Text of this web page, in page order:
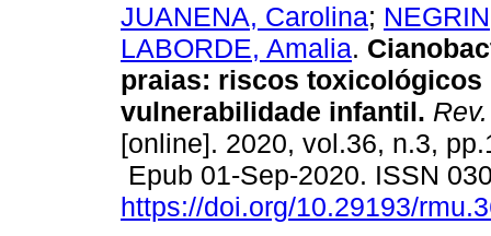
JUANENA, Carolina;
LABORDE, Amalia.
praias: riscos toxicológicos
vulnerabilidade infantil.
[online]. 2020, vol.36, n.3,
Epub 01-Sep-2020. ISSN
https://doi.org/10.29193/